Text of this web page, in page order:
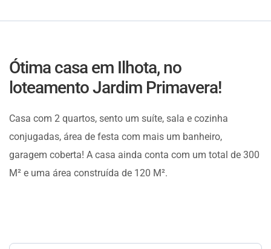
Ótima casa em Ilhota, no
loteamento Jardim Primavera!
Casa com 2 quartos, sento um suíte, sala e cozinha
conjugadas, área de festa com mais um banheiro,
garagem coberta! A casa ainda conta com um total de 300
M² e uma área construída de 120 M².